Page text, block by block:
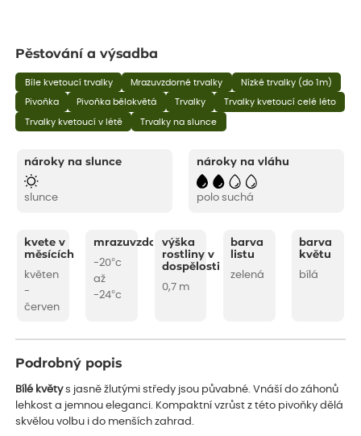
Pěstování a výsadba
Bíle kvetoucí trvalky Mrazuvzdorné trvalky Nízké trvalky (do 1m)
Pivoňka Pivoňka bělokvětá Trvalky Trvalky kvetoucí celé léto
Trvalky kvetoucí v létě Trvalky na slunce
nároky na slunce
slunce
nároky na vláhu
polo suchá
kvete v
měsících
květen
-
červen
mrazuvzdornost
-20°c
až
-24°c
výška
rostliny v
dospělosti
0,7 m
barva
listu
zelená
barva
květu
bílá
Podrobný popis
Bílé květys jasně žlutými středy jsou půvabné. Vnáší do záhonů
lehkost a jemnou eleganci. Kompaktní vzrůst z této pivoňky dělá
skvělou volbu i do menších zahrad.